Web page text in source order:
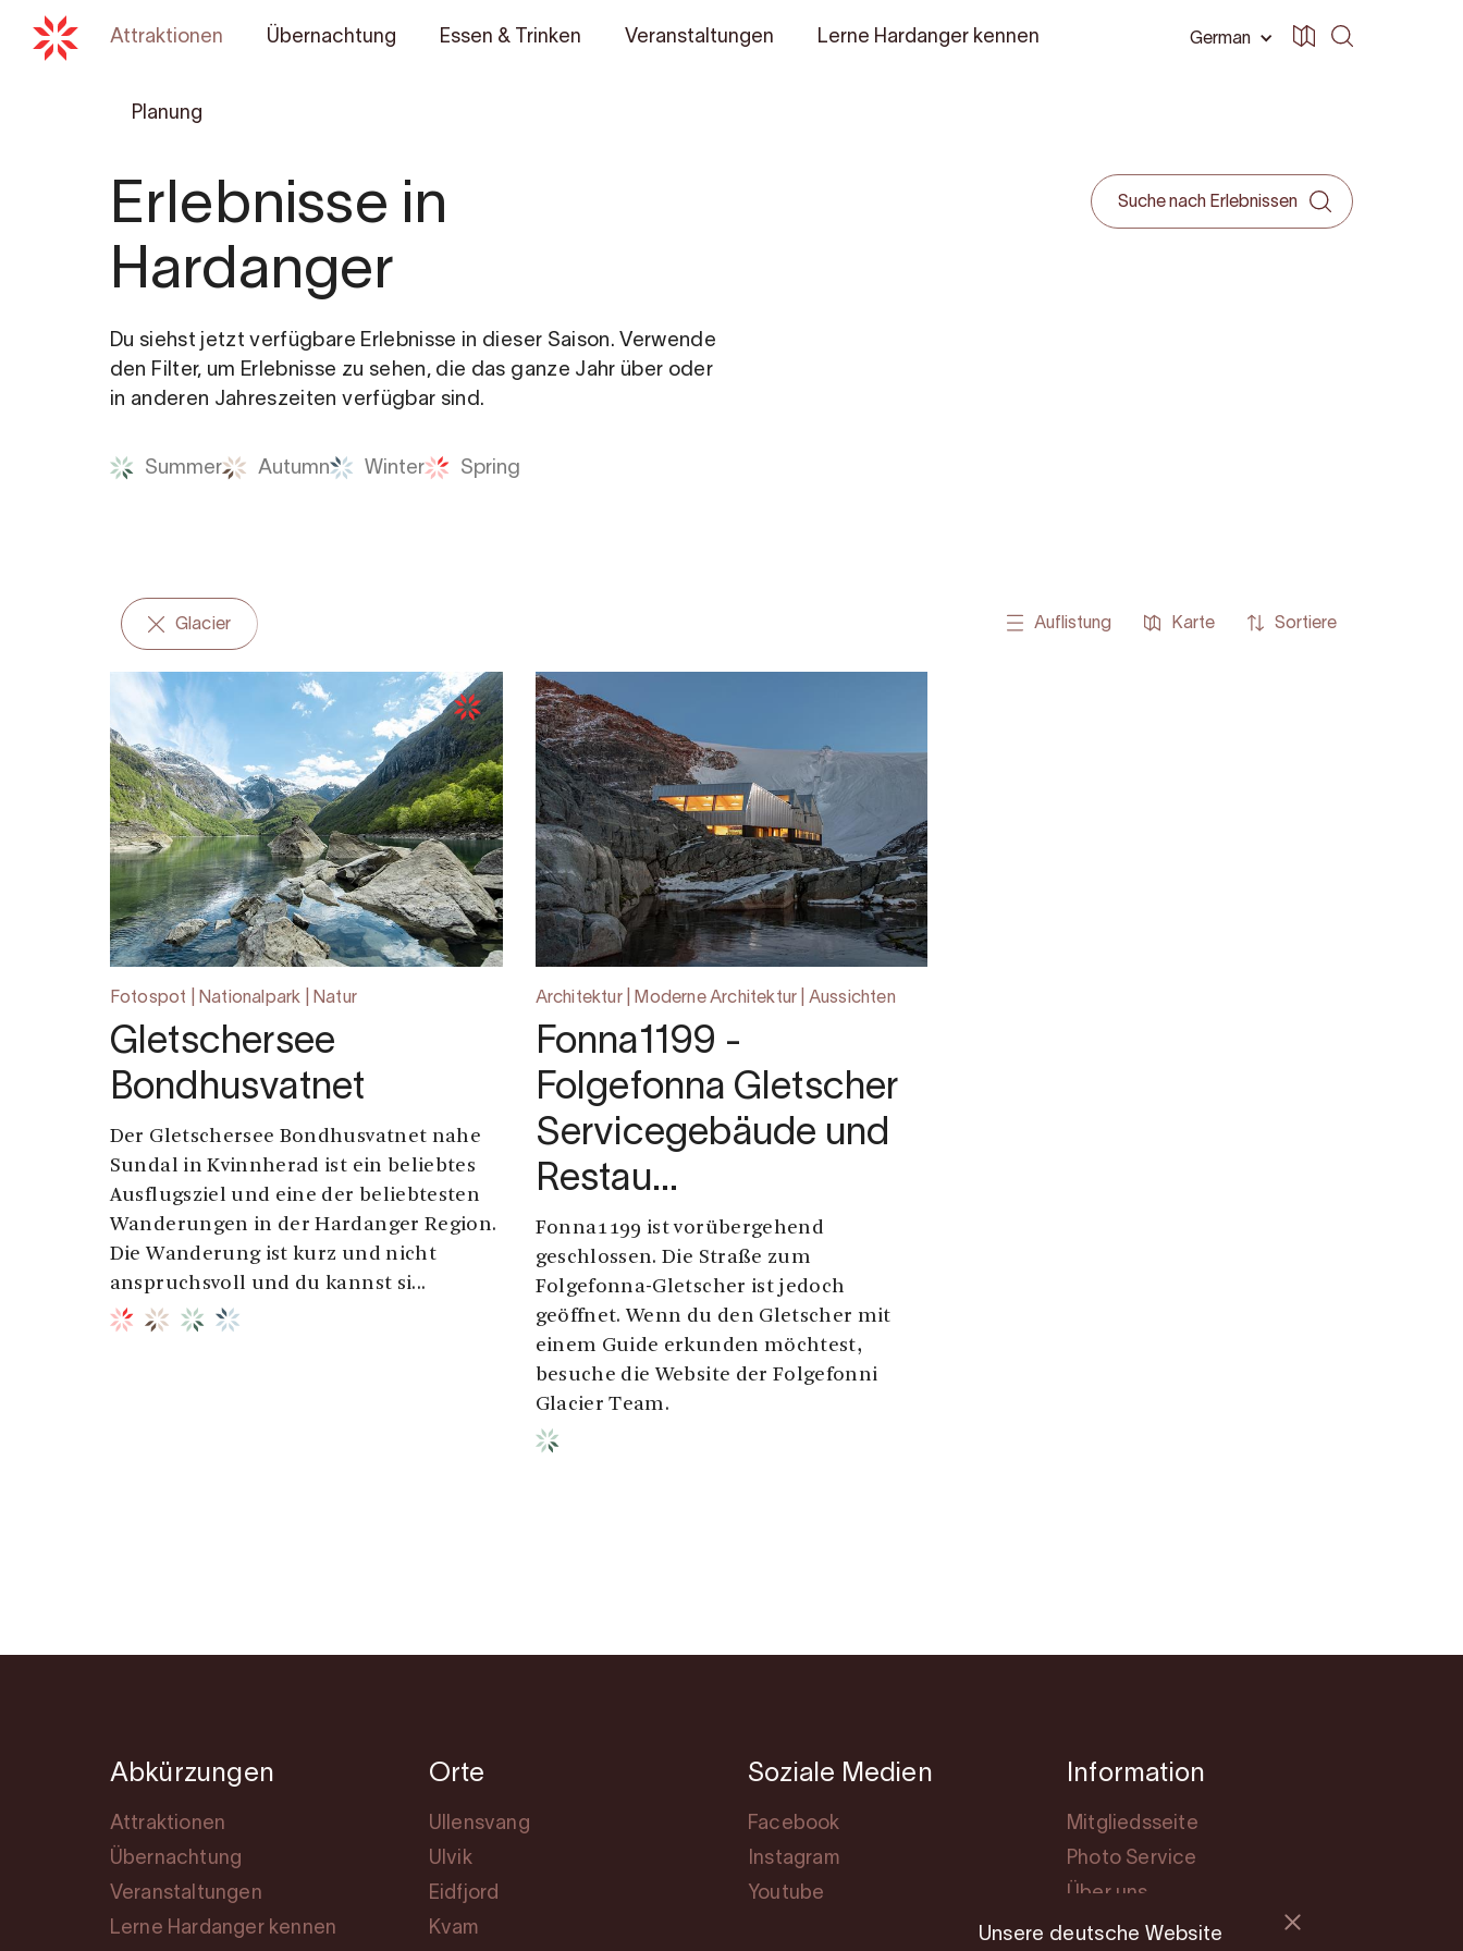
German
Attraktionen Übernachtung Essen & Trinken Veranstaltungen Lerne Hardanger kennen
Planung
Erlebnisse in
Hardanger
Du siehst jetzt verfügbare Erlebnisse in dieser Saison. Verwende
den Filter, um Erlebnisse zu sehen, die das ganze Jahr über oder
in anderen Jahreszeiten verfügbar sind.
Summer Autumn Winter Spring
Glacier Auflistung Karte Sortiere
Fotospot | Nationalpark | Natur
Gletschersee
Bondhusvatnet
Der Gletschersee Bondhusvatnet nahe
Sundal in Kvinnherad ist ein beliebtes
Ausflugsziel und eine der beliebtesten
Wanderungen in der Hardanger Region.
Die Wanderung ist kurz und nicht
anspruchsvoll und du kannst si...
Architektur | Moderne Architektur | Aussichten
Fonna1199 -
Folgefonna Gletscher
Servicegebäude und
Restau…
Fonna1199 ist vorübergehend
geschlossen. Die Straße zum
Folgefonna-Gletscher ist jedoch
geöffnet. Wenn du den Gletscher mit
einem Guide erkunden möchtest,
besuche die Website der Folgefonni
Glacier Team.
Unsere deutsche Website
Abkürzungen
Attraktionen
Übernachtung
Veranstaltungen
Lerne Hardanger kennen
Orte
Ullensvang
Ulvik
Eidfjord
Kvam
Soziale Medien
Facebook
Instagram
Youtube
Information
Mitgliedsseite
Photo Service
Über uns
Cookie consent